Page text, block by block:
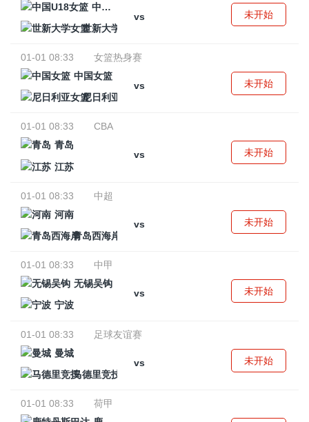
中国U18女篮
vs
世新大学女篮
未开始
01-01 08:33
女篮热身赛
中国女篮
vs
尼日利亚女篮
未开始
01-01 08:33
CBA
青岛
vs
江苏
未开始
01-01 08:33
中超
河南
vs
青岛西海岸
未开始
01-01 08:33
中甲
无锡吴钩
vs
宁波
未开始
01-01 08:33
足球友谊赛
曼城
vs
马德里竞技
未开始
01-01 08:33
荷甲